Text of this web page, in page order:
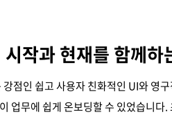
시작과 현재를 함께
강점인 쉽고 사용자 친화적인 UI와 영
업무에 쉽게 온보딩할 수 있었습니다